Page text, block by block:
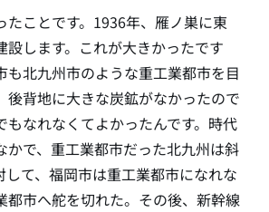
たことです。1936年、雁ノ巣に東
設します。これが大きかったです
も北九州市のような重工業都市を目
後背地に大きな炭鉱がなかったので
もなれなくてよかったんです。時代
かで、重工業都市だった北九州は斜
して、福岡市は重工業都市になれな
都市へ舵を切れた。その後、新幹線